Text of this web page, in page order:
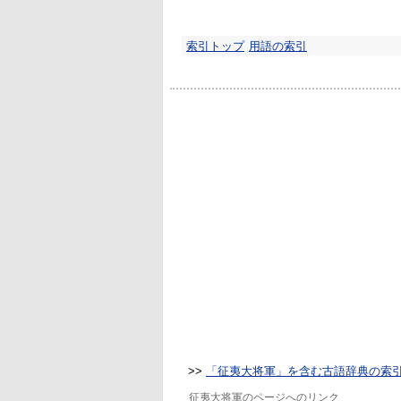
索引トップ 用語の索引
>> 「征夷大将軍」を含む古語辞典の索引
征夷大将軍のページへのリンク